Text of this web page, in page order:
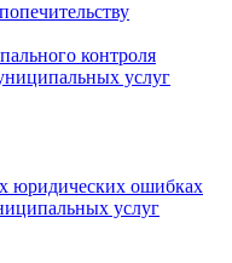
контроля
услуг
юридических ошибках
услуг